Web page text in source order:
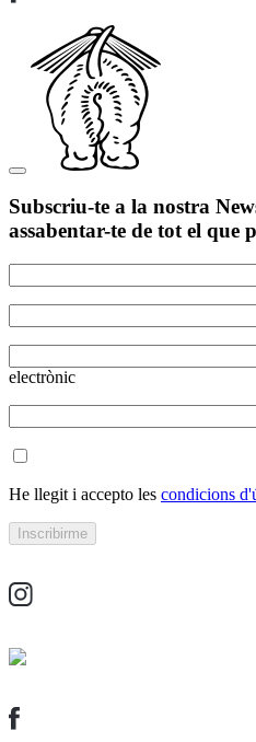
Subscriu-te a la nostra
assabentar-te de tot el que
electrònic
He llegit i accepto les condicions